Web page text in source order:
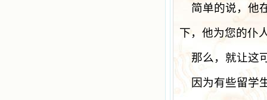
简单的说，他
下，他为您的仆
那么，就让这
因为有些留学